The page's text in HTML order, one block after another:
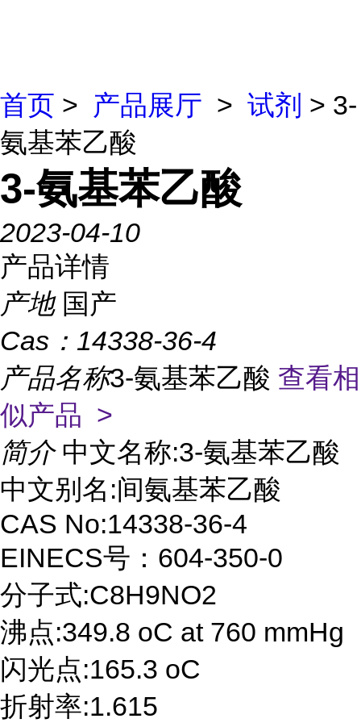
首页 > 产品展厅 > 试剂 > 3-
氨基苯乙酸
3-氨基苯乙酸
2023-04-10
产品详情
产地 国产
Cas： 14338-36-4
产品名称3-氨基苯乙酸 查看相
似产品 >
简介 中文名称:3-氨基苯乙酸
中文别名:间氨基苯乙酸
CAS No:14338-36-4
EINECS号：604-350-0
分子式:C8H9NO2
沸点:349.8 oC at 760 mmHg
闪光点:165.3 oC
折射率:1.615